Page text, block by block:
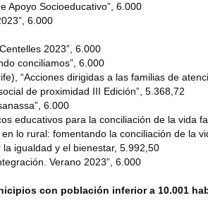
Apoyo Socioeducativo”, 6.000
6.000
2023”, 6.000
conciliamos”, 6.000
“Acciones dirigidas a las familias de
de proximidad III Edición”, 5.368,72
6.000
educativos para la conciliación de la vida
lo rural: fomentando la conciliación de la
igualdad y el bienestar, 5.992,50
Verano 2023”, 6.000
con población inferior a 10.001